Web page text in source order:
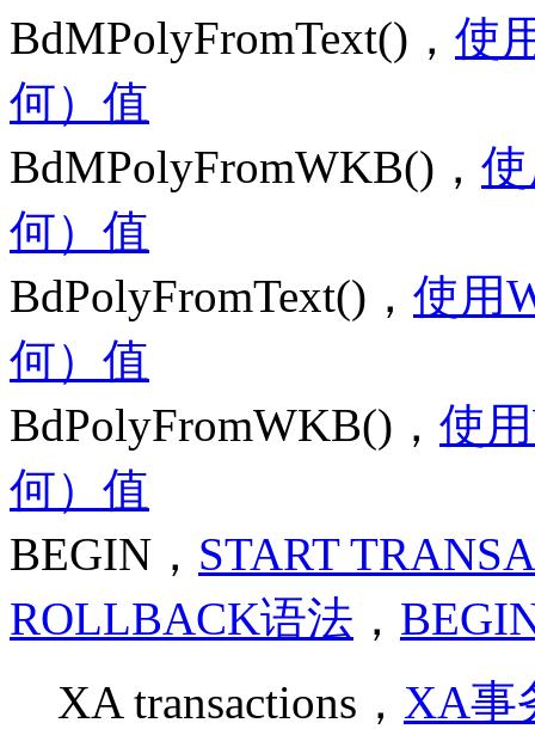
BdMPolyFromText()， 使
何）值
BdMPolyFromWKB()，
何）值
BdPolyFromText()， 使用
何）值
BdPolyFromWKB()， 使
何）值
BEGIN， START
ROLLBACK语法 ，
XA transactions， XA事